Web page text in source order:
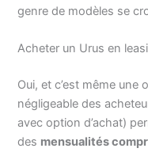
genre de modèles se
Acheter un Urus en
Oui, et c’est même
négligeable des
avec option d’achat)
des mensualités